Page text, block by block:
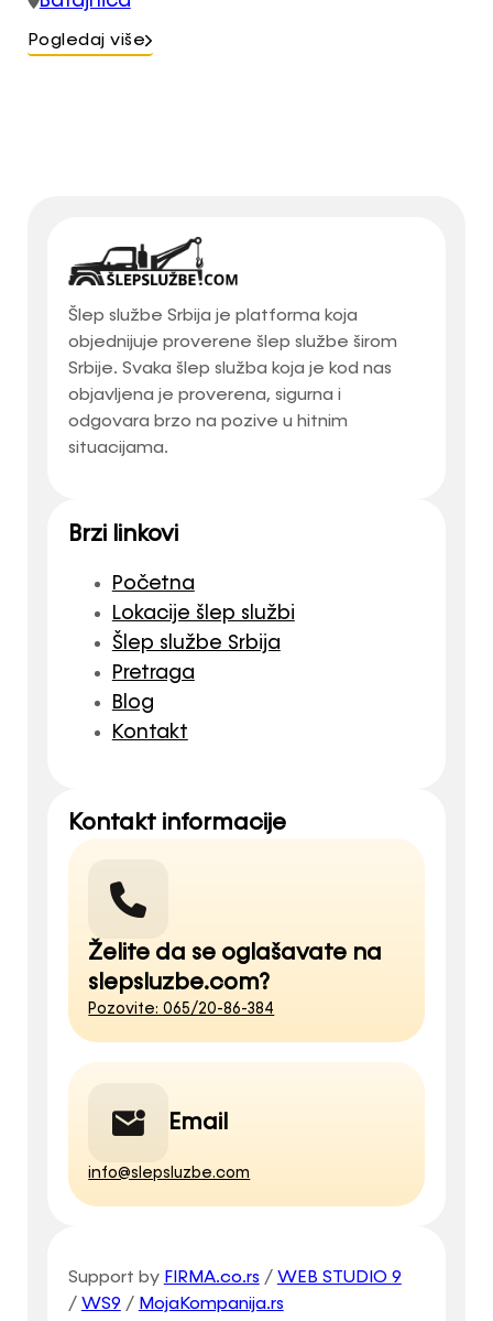
Pogledaj više
Šlep službe Srbija je platforma koja
objednijuje proverene šlep službe širom
Srbije. Svaka šlep služba koja je kod nas
objavljena je proverena, sigurna i
odgovara brzo na pozive u hitnim
situacijama.
Brzi linkovi
Početna
Lokacije šlep službi
Šlep službe Srbija
Pretraga
Blog
Kontakt
Kontakt informacije
Želite da se oglašavate na
slepsluzbe.com?
Pozovite: 065/20-86-384
Email
info@slepsluzbe.com
Support by FIRMA.co.rs / WEB STUDIO 9
/ WS9 / MojaKompanija.rs